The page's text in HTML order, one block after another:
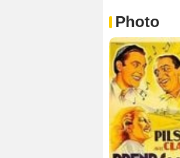
Photo